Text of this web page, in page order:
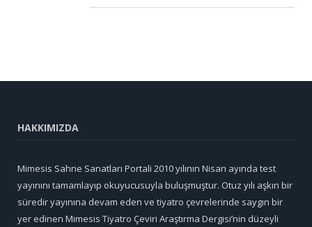
HAKKIMIZDA
Mimesis Sahne Sanatları Portali 2010 yılının Nisan ayında test
yayınını tamamlayıp okuyucusuyla buluşmuştur. Otuz yılı aşkın bir
süredir yayınına devam eden ve tiyatro çevrelerinde saygın bir
yer edinen Mimesis Tiyatro Çeviri Araştırma Dergisi’nin düzeyli